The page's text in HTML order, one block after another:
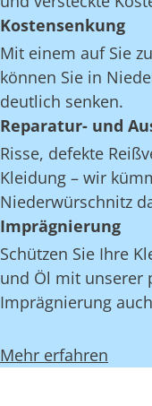
Kostensenkung
Mit einem auf Sie
können Sie in
deutlich senken.
Reparatur- und
Risse, defekte
Kleidung – wir
Niederwürschnitz
Imprägnierung
Schützen Sie Ihre
und Öl mit unserer
Imprägnierung
Mehr erfahren